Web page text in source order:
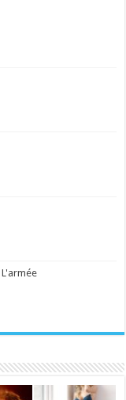
L'armée